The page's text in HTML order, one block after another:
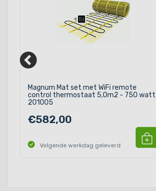
Magnum Mat set met WiFi remote
control thermostaat 5,0m2 - 750 watt
201005
€582,00
Volgende werkdag geleverd